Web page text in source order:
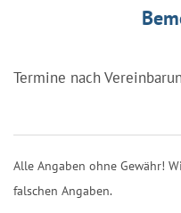
Termine nach
Alle Angaben ohne Gewähr!
falschen Angaben.